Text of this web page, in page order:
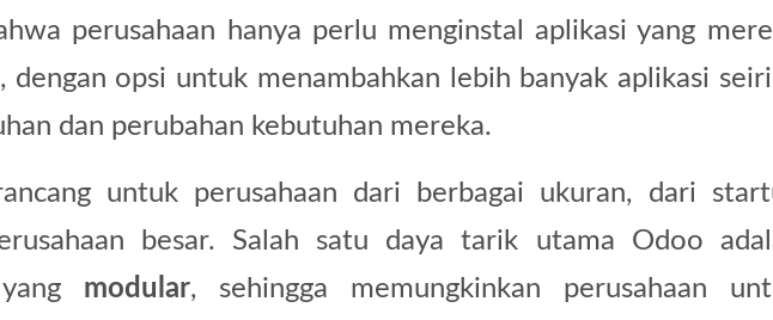
perusahaan hanya perlu menginstal aplikasi yang
dengan opsi untuk menambahkan lebih banyak aplikasi
dan perubahan kebutuhan mereka.
untuk perusahaan dari berbagai ukuran, dari
besar. Salah satu daya tarik utama Odoo
modular, sehingga memungkinkan perusahaan